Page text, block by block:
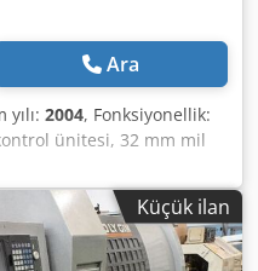
Ara
yılı: 2004, Fonksiyonellik:
ünitesi, 32 mm mil
taret, Karşı mil,
Yüksek basınçlı
Küçük ilan